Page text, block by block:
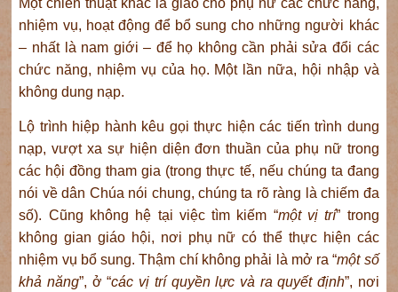
nhiệm vụ, hoạt động để bổ sung cho những người khác
– nhất là nam giới – để họ không cần phải sửa đổi các
chức năng, nhiệm vụ của họ. Một lần nữa, hội nhập và
không dung nạp.
Lộ trình hiệp hành kêu gọi thực hiện các tiến trình dung
nạp, vượt xa sự hiện diện đơn thuần của phụ nữ trong
các hội đồng tham gia (trong thực tế, nếu chúng ta đang
nói về dân Chúa nói chung, chúng ta rõ ràng là chiếm đa
số). Cũng không hệ tại việc tìm kiếm “một vị trí” trong
không gian giáo hội, nơi phụ nữ có thể thực hiện các
nhiệm vụ bổ sung. Thậm chí không phải là mở ra “một số
khả năng”, ở “các vị trí quyền lực và ra quyết định”, nơi